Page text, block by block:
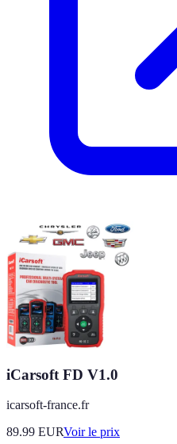
iCarsoft FD V1.0
icarsoft-france.fr
89.99 EURVoir le prix